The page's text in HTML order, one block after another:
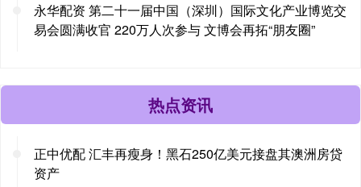
永华配资 第二十一届中国（深圳）国际文化产业博览交
易会圆满收官 220万人次参与 文博会再拓“朋友圈”
热点资讯
正中优配 汇丰再瘦身！黑石250亿美元接盘其澳洲房贷
资产